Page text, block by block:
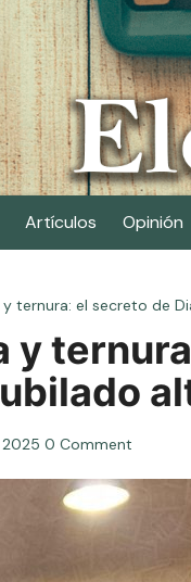
Artículos Opinión
y ternura: el secreto de
y
2025 0 Comment